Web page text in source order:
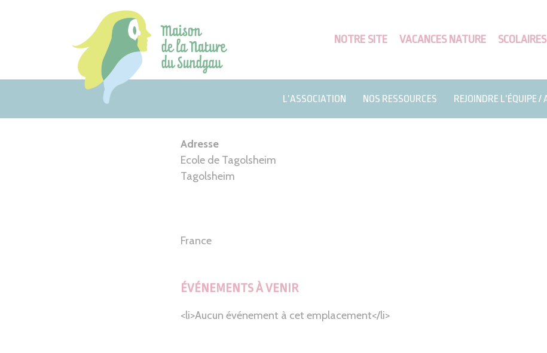
NOTRE SITE VACANCES NATURE
L’ASSOCIATION NOS RESSOURCES REJOINDRE L’ÉQUIPE /
Adresse
Ecole de Tagolsheim
Tagolsheim
France
ÉVÉNEMENTS À VENIR
<li>Aucun événement à cet emplacement</li>